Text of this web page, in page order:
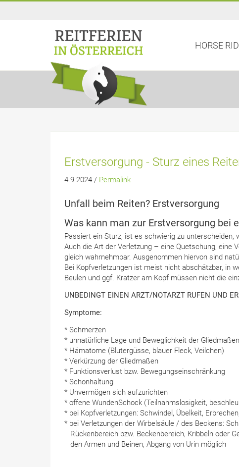
HORSE
Erstversorgung - Sturz eines
4.9.2024 / Permalink
Unfall beim Reiten? Erstversorgung
Was kann man zur Erstversorgung bei
Passiert ein Sturz, ist es schwierig zu
Auch die Art der Verletzung – eine Quetschung, eine
gleich wahrnehmbar. Ausgenommen hiervon sind
Bei Kopfverletzungen ist meist nicht abschätzbar, in
Beulen und ggf. Kratzer am Kopf müssen nicht die
UNBEDINGT EINEN ARZT/NOTARZT RUFEN UND
Symptome:
* Schmerzen
* unnatürliche Lage und Beweglichkeit der Gliedmaßen
* Hämatome (Blutergüsse, blauer Fleck, Veilchen)
* Verkürzung der Gliedmaßen
* Funktionsverlust bzw. Bewegungseinschränkung
* Schonhaltung
* Unvermögen sich aufzurichten
* offene WundenSchock (Teilnahmslosigkeit,
* bei Kopfverletzungen: Schwindel, Übelkeit,
* bei Verletzungen der Wirbelsäule / des Beckens:
Rückenbereich bzw. Beckenbereich, Kribbeln oder
den Armen und Beinen, Abgang von Urin möglich